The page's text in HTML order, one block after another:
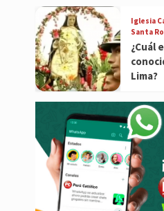
Iglesia
Santa
¿Cuál
Lima?